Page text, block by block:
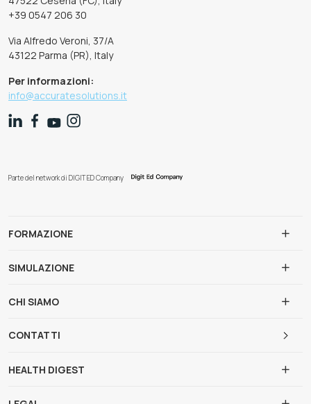
+39 0547 206 30
Via Alfredo Veroni, 37/A
43122 Parma (PR), Italy
Per informazioni:
info@accuratesolutions.it
Parte del network di DIGIT ED Company
FORMAZIONE
SIMULAZIONE
CHI SIAMO
CONTATTI
HEALTH DIGEST